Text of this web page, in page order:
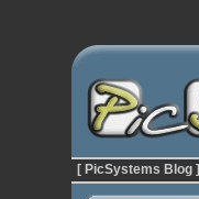
[ PicSystems Blog ]